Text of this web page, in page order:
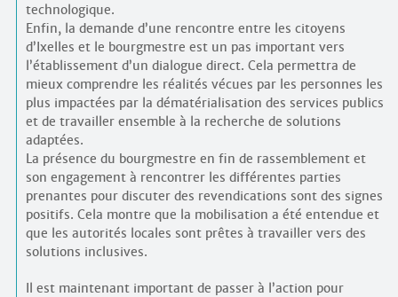
technologique.
Enfin, la demande d’une rencontre entre les citoyens
d’Ixelles et le bourgmestre est un pas important vers
l’établissement d’un dialogue direct. Cela permettra de
mieux comprendre les réalités vécues par les personnes les
plus impactées par la dématérialisation des services publics
et de travailler ensemble à la recherche de solutions
adaptées.
La présence du bourgmestre en fin de rassemblement et
son engagement à rencontrer les différentes parties
prenantes pour discuter des revendications sont des signes
positifs. Cela montre que la mobilisation a été entendue et
que les autorités locales sont prêtes à travailler vers des
solutions inclusives.
Il est maintenant important de passer à l’action pour